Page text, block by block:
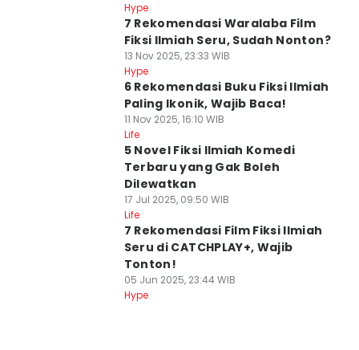
Hype
7 Rekomendasi Waralaba Film
Fiksi Ilmiah Seru, Sudah Nonton?
13 Nov 2025, 23:33 WIB
Hype
6 Rekomendasi Buku Fiksi Ilmiah
Paling Ikonik, Wajib Baca!
11 Nov 2025, 16:10 WIB
Life
5 Novel Fiksi Ilmiah Komedi
Terbaru yang Gak Boleh
Dilewatkan
17 Jul 2025, 09:50 WIB
Life
7 Rekomendasi Film Fiksi Ilmiah
Seru di CATCHPLAY+, Wajib
Tonton!
05 Jun 2025, 23:44 WIB
Hype